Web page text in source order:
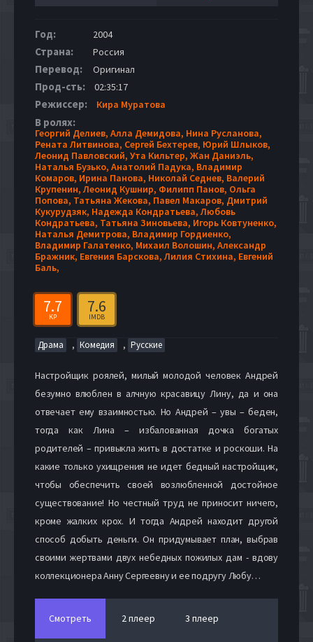
Год: 2004
Страна: Россия
Перевод: Оригинал
Прод-сть: 02:35:17
Режиссер: Кира Муратова
В ролях:
Георгий Делиев, Алла Демидова, Нина Русланова,
Рената Литвинова, Сергей Бехтерев, Юрий Шлыков,
Леонид Павловский, Ута Кильтер, Жан Даниэль,
Наталья Бузько, Анатолий Падука, Владимир
Комаров, Ирина Панова, Николай Седнев, Валерий
Крупенин,Леонид Кушнир, Филипп Панов, Ольга
Попова, Татьяна Жекова, Павел Макаров, Дмитрий
Кукурудзяк, Надежда Кондратьева,Любовь
Кондратьева, Татьяна Зиновьева, Игорь Ковтуненко,
Наталья Демитрова, Владимир Гордиенко,
Владимир Галатенко, Михаил Волошин, Александр
Бражник, Евгения Барскова,Лилия Стихина, Евгений
Баль,
7.7
KP
7.6
IMDB
Драма , Комедия , Русские
Настройщик роялей, милый молодой человек Андрей
безумно влюблен в алчную красавицу Лину, да и она
отвечает ему взаимностью. Но Андрей – увы – беден,
тогда как Лина – избалованная дочка богатых
родителей – привыкла жить в достатке и роскоши. На
какие только ухищрения не идет бедный настройщик,
чтобы обеспечить своей возлюбленной достойное
существование! Но честный труд не приносит ничего,
кроме жалких крох. И тогда Андрей находит другой
способ добыть деньги. Он придумывает план, выбрав
своими жертвами двух небедных пожилых дам - вдову
коллекционера Анну Сергеевну и ее подругу Любу…
Смотреть 2 плеер 3 плеер